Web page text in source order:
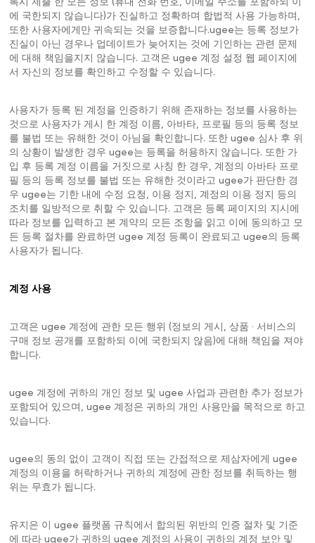
록시 제출 한 모든 정보 (휴대 전화 번호, 이메일 주소를 포함하되 이
에 국한되지 않습니다)가 진실하고 정확하며 합법적 사용 가능하며,
또한 사용자에게만 귀속되는 것을 보증합니다.ugee는 등록 정보가
진실이 아닌 경우나 업데이트가 늦어지는 것에 기인하는 관련 문제
에 대해 책임을지지 않습니다. 고객은 ugee 계정 설정 웹 페이지에
서 자신의 정보를 확인하고 수정할 수 있습니다.
사용자가 등록 된 계정을 인증하기 위해 존재하는 정보를 사용하는
것으로 사용자가 게시 한 계정 이름, 아바타, 프로필 등의 등록 정보
를 불법 또는 유해한 것이 아님을 확인합니다. 또한 ugee 심사 후 위
의 상황이 발생한 경우 ugee는 등록을 허용하지 않습니다. 또한 가
입 후 등록 계정 이름을 거짓으로 사칭 한 경우, 계정의 아바타 프로
필 등의 등록 정보를 불법 또는 유해한 것이라고 ugee가 판단한 경
우 ugee는 기한 내에 수정 요청, 이용 정지, 계정의 이용 정지 등의
조치를 일방적으로 취할 수 있습니다. 고객은 등록 페이지의 지시에
따라 정보를 입력하고 본 계약의 모든 조항을 읽고 이에 동의하고 모
든 등록 절차를 완료하면 ugee 계정 등록이 완료되고 ugee의 등록
사용자가 됩니다.
계정 사용
고객은 ugee 계정에 관한 모든 행위 (정보의 게시, 상품 · 서비스의
구매 정보 공개를 포함하되 이에 국한되지 않음)에 대해 책임을 져야
합니다.
ugee 계정에 귀하의 개인 정보 및 ugee 사업과 관련한 추가 정보가
포함되어 있으며, ugee 계정은 귀하의 개인 사용만을 목적으로 하고
있습니다.
ugee의 동의 없이 고객이 직접 또는 간접적으로 제삼자에게 ugee
계정의 이용을 허락하거나 귀하의 계정에 관한 정보를 취득하는 행
위는 무효가 됩니다.
유지은 이 ugee 플랫폼 규칙에서 합의된 위반의 인증 절차 및 기준
에 따라 ugee가 귀하의 ugee 계정의 사용이 귀하의 계정 보안 및